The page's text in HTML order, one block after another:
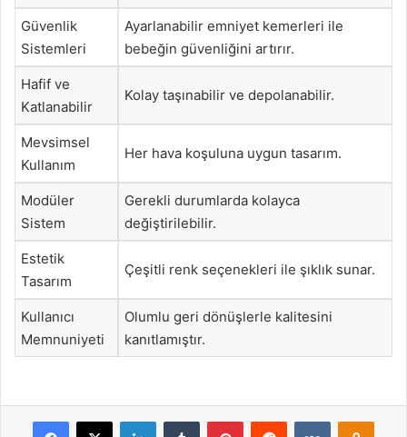
Güvenlik
Sistemleri
Ayarlanabilir emniyet kemerleri ile
bebeğin güvenliğini artırır.
Hafif ve
Katlanabilir
Kolay taşınabilir ve depolanabilir.
Mevsimsel
Kullanım
Her hava koşuluna uygun tasarım.
Modüler
Sistem
Gerekli durumlarda kolayca
değiştirilebilir.
Estetik
Tasarım
Çeşitli renk seçenekleri ile şıklık sunar.
Kullanıcı
Memnuniyeti
Olumlu geri dönüşlerle kalitesini
kanıtlamıştır.
Facebook
X LinkedInTumblr PinterestReddit VKontakte